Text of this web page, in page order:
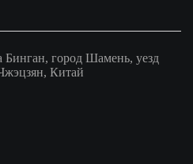
город Шамень, уезд
Китай